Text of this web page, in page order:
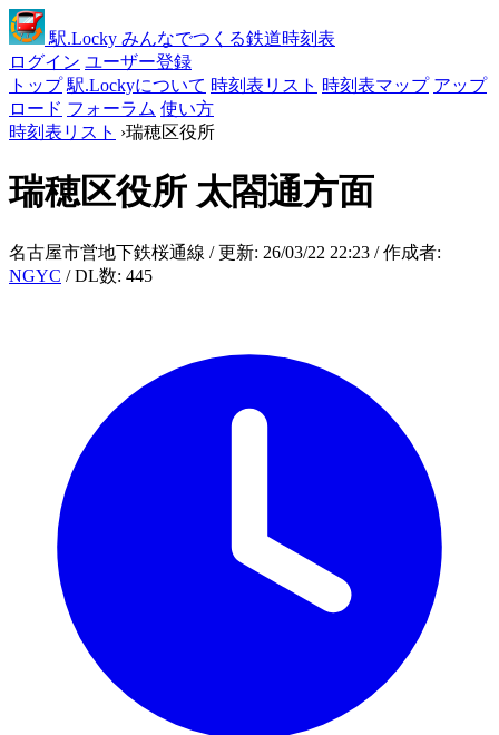
駅.Locky みんなでつくる鉄道時刻表
ログイン ユーザー登録
トップ 駅.Lockyについて 時刻表リスト 時刻表マップ アップ
ロード フォーラム 使い方
時刻表リスト ›瑞穂区役所
瑞穂区役所 太閤通方面
名古屋市営地下鉄桜通線 / 更新: 26/03/22 22:23 / 作成者:
NGYC / DL数: 445